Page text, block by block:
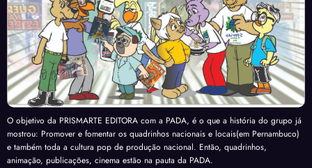
O objetivo da PRISMARTE EDITORA com a PADA, é o que a história do grupo já
mostrou: Promover e fomentar os quadrinhos nacionais e locais(em Pernambuco)
e também toda a cultura pop de produção nacional. Então, quadrinhos,
animação, publicações, cinema estão na pauta da PADA.